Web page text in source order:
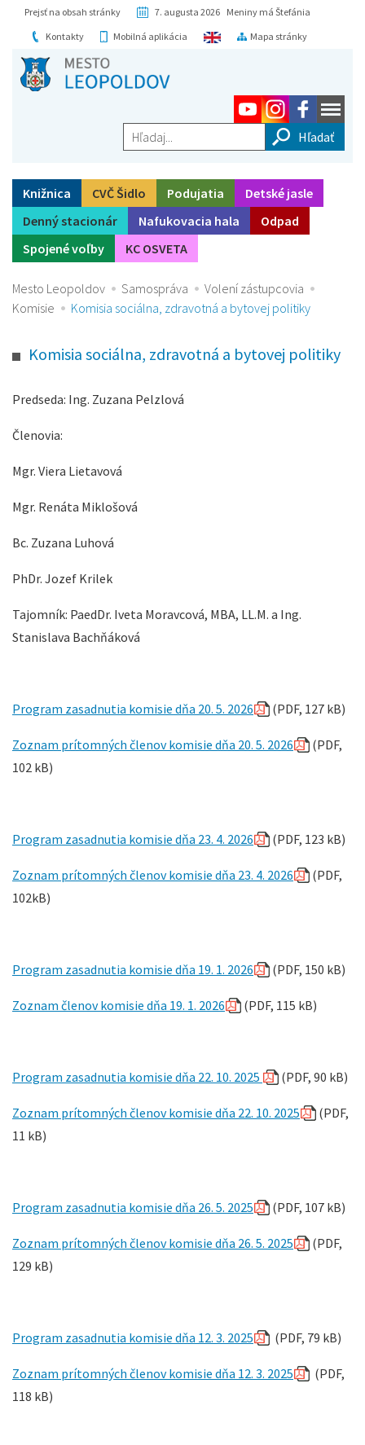
Prejsť na obsah stránky
7. augusta 2026 Meniny má Štefánia
Kontakty
Mobilná aplikácia Mapa stránky
Hľadaj...
Knižnica CVČ Šidlo Podujatia
Detské jasle
Denný stacionár
Nafukovacia hala
Odpad
Spojené voľby
KC OSVETA
Mesto Leopoldov Samospráva
Volení zástupcovia
Komisie
Komisia sociálna, zdravotná a bytovej politiky
Komisia sociálna, zdravotná a bytovej politiky
Predseda: Ing. Zuzana Pelzlová
Členovia:
Mgr. Viera Lietavová
Mgr. Renáta Miklošová
Bc. Zuzana Luhová
PhDr. Jozef Krilek
Tajomník: PaedDr. Iveta Moravcová, MBA, LL.M. a Ing.
Stanislava Bachňáková
Program zasadnutia komisie dňa 20. 5. 2026 (PDF, 127 kB)
Zoznam prítomných členov komisie dňa 20. 5. 2026
(PDF,
102 kB)
Program zasadnutia komisie dňa 23. 4. 2026 (PDF, 123 kB)
Zoznam prítomných členov komisie dňa 23. 4. 2026
(PDF,
102kB)
Program zasadnutia komisie dňa 19. 1. 2026 (PDF, 150 kB)
Zoznam členov komisie dňa 19. 1. 2026 (PDF, 115 kB)
Program zasadnutia komisie dňa 22. 10. 2025 (PDF, 90 kB)
Zoznam prítomných členov komisie dňa 22. 10. 2025
(PDF,
11 kB)
Program zasadnutia komisie dňa 26. 5. 2025 (PDF, 107 kB)
Zoznam prítomných členov komisie dňa 26. 5. 2025
(PDF,
129 kB)
Program zasadnutia komisie dňa 12. 3. 2025 (PDF, 79 kB)
Zoznam prítomných členov komisie dňa 12. 3. 2025
(PDF,
118 kB)